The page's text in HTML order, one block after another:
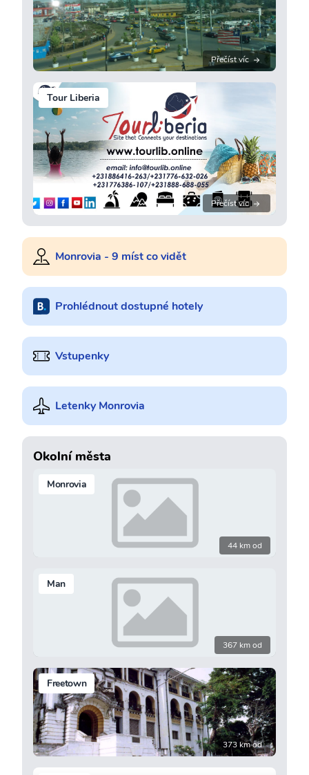
Přečíst víc
Tour Liberia
Přečíst víc
Monrovia - 9 míst co vidět
Prohlédnout dostupné hotely
Vstupenky
Letenky Monrovia
Okolní města
Monrovia
44 km od
Man
367 km od
Freetown
373 km od